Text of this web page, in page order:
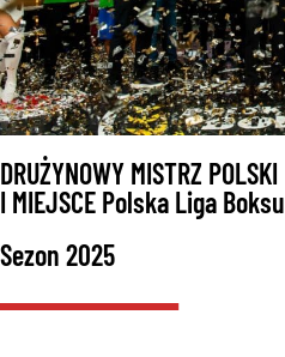
DRUŻYNOWY MISTRZ POLSKI
I MIEJSCE Polska Liga Boksu
Sezon 2025